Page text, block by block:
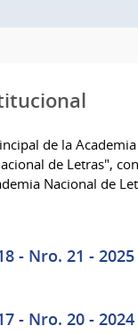
de la
de Letras",
Nacional de
- Nro. 21 - 2025
- Nro. 20 - 2024